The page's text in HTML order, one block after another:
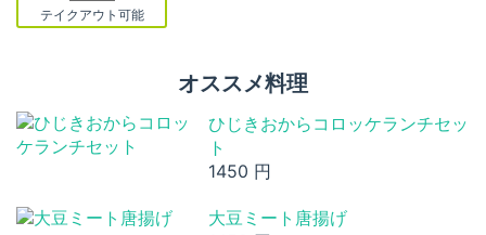
テイクアウト可能
オススメ料理
ひじきおからコロッケランチセッ
ト
1450 円
大豆ミート唐揚げ